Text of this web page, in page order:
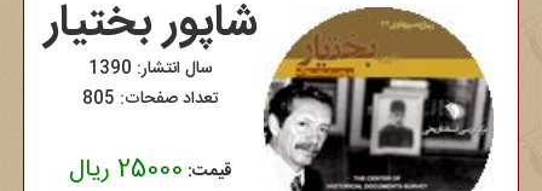
شاپور بختیار
سال انتشار: 1390
تعداد صفحات: 805
قیمت: 25000 ریال